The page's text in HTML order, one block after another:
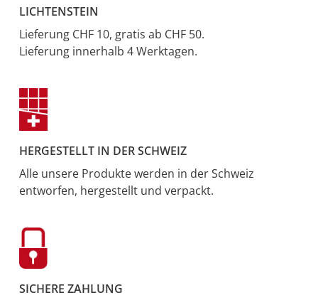
LICHTENSTEIN
Lieferung CHF 10, gratis ab CHF 50.
Lieferung innerhalb 4 Werktagen.
HERGESTELLT IN DER SCHWEIZ
Alle unsere Produkte werden in der Schweiz
entworfen, hergestellt und verpackt.
SICHERE ZAHLUNG